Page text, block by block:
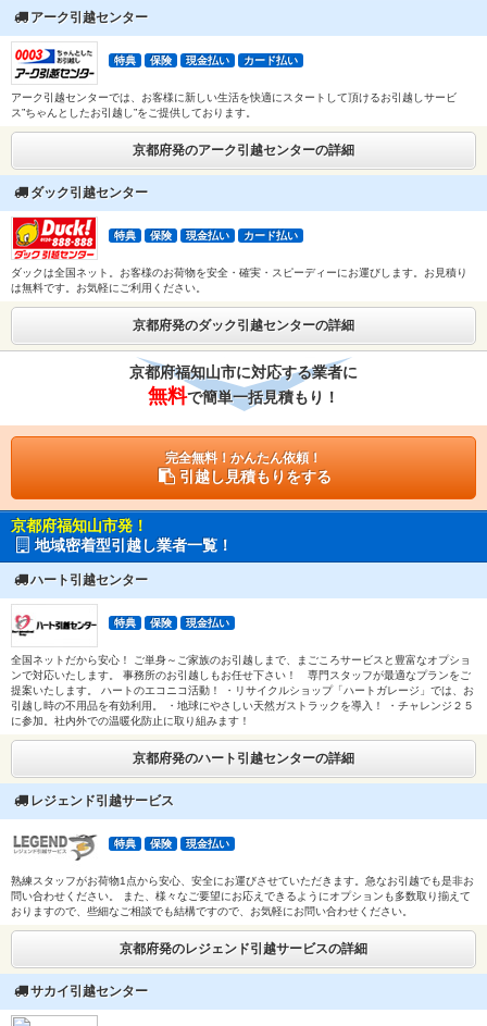
アーク引越センター
特典 保険 現金払い カード払い
アーク引越センターでは、お客様に新しい生活を快適にスタートして頂けるお引越しサービ
ス”ちゃんとしたお引越し”をご提供しております。
京都府発のアーク引越センターの詳細
ダック引越センター
特典 保険 現金払い カード払い
ダックは全国ネット。お客様のお荷物を安全・確実・スピーディーにお運びします。お見積り
は無料です。お気軽にご利用ください。
京都府発のダック引越センターの詳細
京都府福知山市に対応する業者に
無料で簡単一括見積もり！
完全無料！かんたん依頼！
引越し見積もりをする
京都府福知山市発！
地域密着型引越し業者一覧！
ハート引越センター
特典 保険 現金払い
全国ネットだから安心！ ご単身～ご家族のお引越しまで、まごころサービスと豊富なオプショ
ンで対応いたします。 事務所のお引越しもお任せ下さい！ 専門スタッフが最適なプランをご
提案いたします。 ハートのエコニコ活動！ ・リサイクルショップ「ハートガレージ」では、お
引越し時の不用品を有効利用。 ・地球にやさしい天然ガストラックを導入！ ・チャレンジ２５
に参加。社内外での温暖化防止に取り組みます！
京都府発のハート引越センターの詳細
レジェンド引越サービス
特典 保険 現金払い
熟練スタッフがお荷物1点から安心、安全にお運びさせていただきます。急なお引越でも是非お
問い合わせください。 また、様々なご要望にお応えできるようにオプションも多数取り揃えて
おりますので、些細なご相談でも結構ですので、お気軽にお問い合わせください。
京都府発のレジェンド引越サービスの詳細
サカイ引越センター